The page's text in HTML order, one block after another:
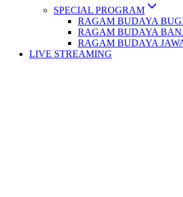
SPECIAL PROGRAM
RAGAM BUDAYA
RAGAM BUDAYA
RAGAM BUDAYA
LIVE STREAMING